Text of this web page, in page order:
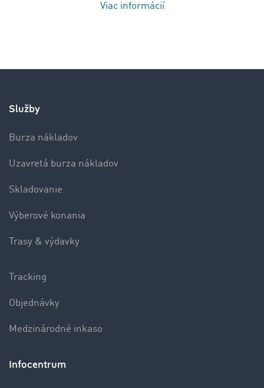
Viac informácií
Služby
Burza nákladov
Uzavretá burza nákladov
Skladovanie
Výberové konania
Trasy & výdavky
Tracking
Objednávky
Medzinárodné inkaso
Infocentrum